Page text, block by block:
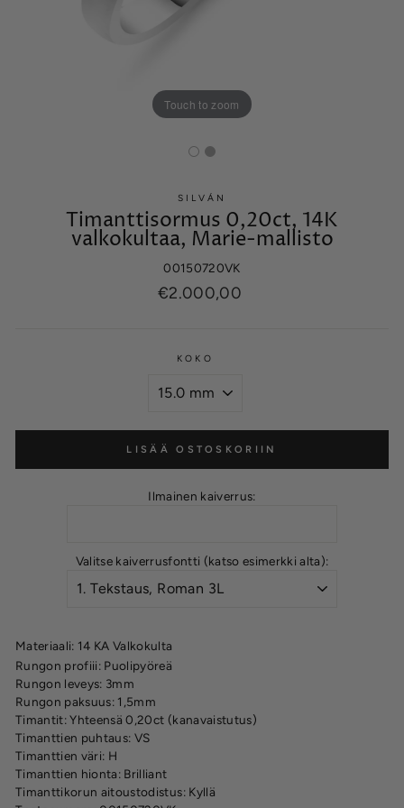
Touch to zoom
SILVÁN
Timanttisormus 0,20ct, 14K
valkokultaa, Marie-mallisto
00150720VK
Normaalihinta
€2.000,00
KOKO
LISÄÄ OSTOSKORIIN
Ilmainen kaiverrus:
Valitse kaiverrusfontti (katso esimerkki alta):
Materiaali: 14 KA Valkokulta
Rungon profiii: Puolipyöreä
Rungon leveys: 3mm
Rungon paksuus: 1,5mm
Timantit: Yhteensä 0,20ct (kanavaistutus)
Timanttien puhtaus: VS
Timanttien väri: H
Timanttien hionta: Brilliant
Timanttikorun aitoustodistus: Kyllä